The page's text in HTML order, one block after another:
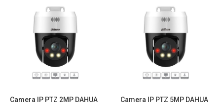
Camera IP PTZ 2MP DAHUA
Camera IP PTZ 5MP DAHUA